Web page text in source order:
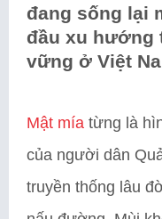
đang sống lại
đầu xu hướng
vững ở Việt
Mật mía từng là
của người dân
truyền thống lâu